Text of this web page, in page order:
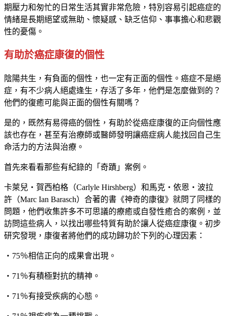
期壓力和匆忙的日常生活其實非常危險，特別容易引起癌症的
情緒是長期絕望或無助、懷疑感、缺乏信仰、事事擔心和悲觀
性的憂傷。
有助於癌症康復的個性
陰陽共生，有負面的個性，也一定有正面的個性。癌症不是絕
症，有不少病人絕處逢生，存活了多年，他們是怎麼做到的？
他們的復癒可能與正面的個性有關嗎？
是的，既然有易得癌的個性，有助於從癌症康復的正向個性應
該也存在，甚至有治療師或醫師發明讓癌症病人能找回自己生
命活力的方法與治療。
首先來看看那些有紀錄的「奇蹟」案例。
卡萊兒‧賀西柏格（Carlyle Hirshberg）和馬克‧依恩‧波拉
許（Marc Ian Barasch）合著的書《神奇的康復》就問了同樣的
問題，他們收集許多不可思議的療癒或自發性癒合的案例，並
訪問這些病人，以找出哪些特質有助於讓人從癌症康復。初步
研究發現，康復者將他們的成功歸功於下列的心理因素：
‧75％相信正向的成果會出現。
‧71％有積極對抗的精神。
‧71％有接受疾病的心態。